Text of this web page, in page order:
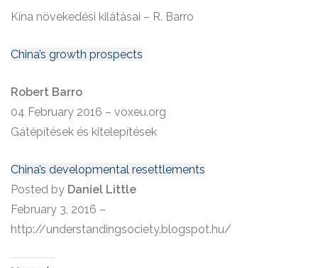
Kína növekedési kilátásai – R. Barro
China’s growth prospects
Robert Barro
04 February 2016 – voxeu.org
Gátépítések és kitelepítések
China’s developmental resettlements
Posted by Daniel Little
February 3, 2016 –
http://understandingsociety.blogspot.hu/